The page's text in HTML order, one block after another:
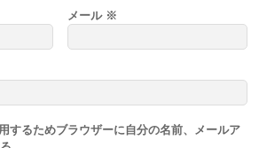
メール ※
するためブラウザーに自分の名前、メールア